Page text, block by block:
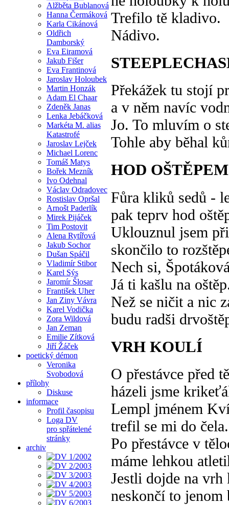
Alžběta Bublanová
Hanna Čermáková
Karla Cikánová
Oldřich
Damborský
Eva Eiramová
Jakub Fišer
Eva Frantinová
Jaroslav Holoubek
Martin Honzák
Adam El Chaar
Zdeněk Janas
Lenka Jebáčková
Markéta M. alias
Katastrofé
Jaroslav Lejček
Michael Lorenc
Tomáš Matys
Bořek Mezník
Ivo Odehnal
Václav Odradovec
Rostislav Opršal
Arnošt Paderlík
Mirek Pijáček
Tim Postovit
Alena Rytířová
Jakub Sochor
Dušan Spáčil
Vladimír Stibor
Karel Sýs
Jaromír Šlosar
František Uher
Jan Ziny Vávra
Karel Vodička
Zora Wildová
Jan Zeman
Emilie Zítková
Jiří Žáček
poetický démon
Veronika
Svobodová
přílohy
Diskuse
informace
Profil časopisu
Loga DV
pro spřátelené
stránky
archiv
Trefilo tě kladivo.
Nádivo.
Překážek tu stojí
a v něm navíc
Jo. To mluvím o
Tohle aby běhal
HOD OŠTĚPEM
Fůra kliků sedů -
pak teprv hod
Uklouznul jsem
skončilo to
Nech si,
Já ti kašlu na
Než se ničit a nic
budu radši
VRH KOULÍ
O přestávce před
házeli jsme
Lempl jménem
trefil se mi do čela.
Po přestávce v
máme lehkou
Jestli dojde na vrh
neskončí to jenom